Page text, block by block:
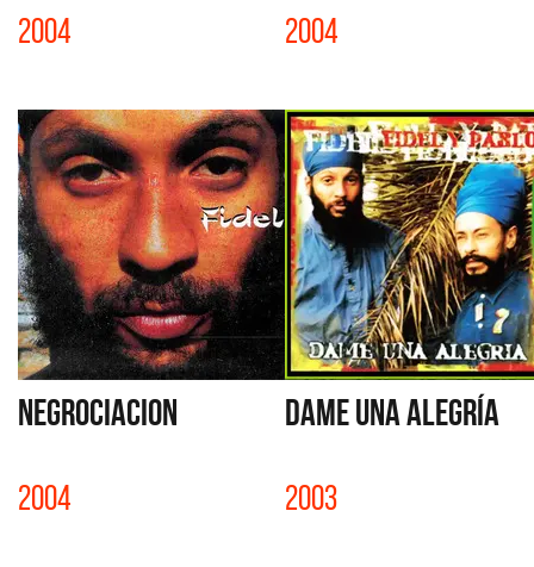
2004 2004
NEGROCIACION
2004
DAME UNA ALEGRÍA
2003